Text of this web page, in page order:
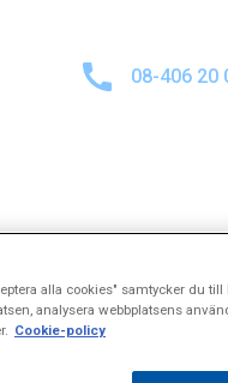
08-406 20
alla cookies" samtycker du
analysera webbplatsens
Cookie-policy